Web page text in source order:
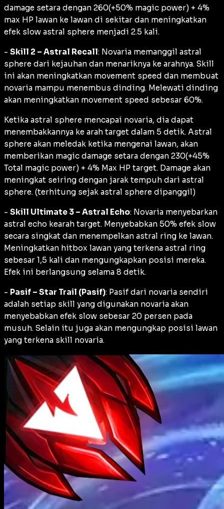
damage setara dengan 260(+50% magic power) + 4%
max HP lawan ke lawan di sekitar dan meningkatkan
efek slow astral sphere menjadi 2.5 kali.
- Skill 2 – Astral Recall: Novaria memanggil astral
sphere dari kejauhan dan menariknya ke arahnya. Skill
ini akan meningkatkan movement speed dan membuat
novaria mampu menembus dinding. Melewati dinding
akan meningkatkan movement speed sebesar 60%.
Ketika astral sphere mencapai novaria, dia dapat
menembakkannya ke arah target dalam 5 detik. Astral
sphere akan meledak ketika mengenai lawan, akan
memberikan magic damage setara dengan 230(+45%
Total magic power) + 4% Max HP target. Damage akan
meningkat seiring dengan jarak tempuh dari astral
sphere. (terhitung sejak astral sphere dipanggil)
- Skill Ultimate 3 – Astral Echo: Novaria menyebarkan
astral echo kearah target. Menyebabkan 50% efek slow
secara singkat dan menempelkan astral ring ke lawan.
Meningkatkan hitbox lawan yang terkena astral ring
sebesar 1,5 kali dan mengungkapkan posisi mereka.
Efek ini berlangsung selama 8 detik.
- Pasif – Star Trail (Pasif): Pasif dari novaria sendiri
adalah setiap skill yang digunakan novaria akan
menyebabkan efek slow sebesar 20 persen pada
musuh. Selain itu juga akan mengungkap posisi lawan
yang terkena skill novaria.